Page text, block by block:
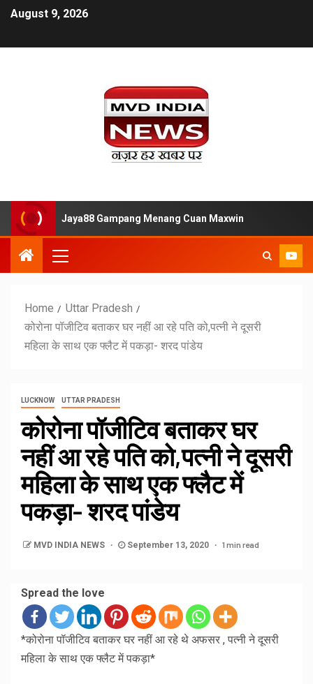
August 9, 2026
Slot Jaya88 Gampang Menang Cuan Maxwin
Home
Uttar Pradesh
कोरोना पॉजीटिव बताकर घर नहीं आ रहे पति को,पत्नी ने दूसरी
महिला के साथ एक फ्लैट में पकड़ा- शरद पांडेय
LUCKNOW UTTAR PRADESH
कोरोना पॉजीटिव बताकर घर
नहीं आ रहे पति को,पत्नी ने दूसरी
महिला के साथ एक फ्लैट में
पकड़ा- शरद पांडेय
MVD INDIA NEWS September 13, 2020 1 min read
Spread the love
*कोरोना पॉजीटिव बताकर घर नहीं आ रहे थे अफसर , पत्नी ने दूसरी
महिला के साथ एक फ्लैट में पकड़ा*